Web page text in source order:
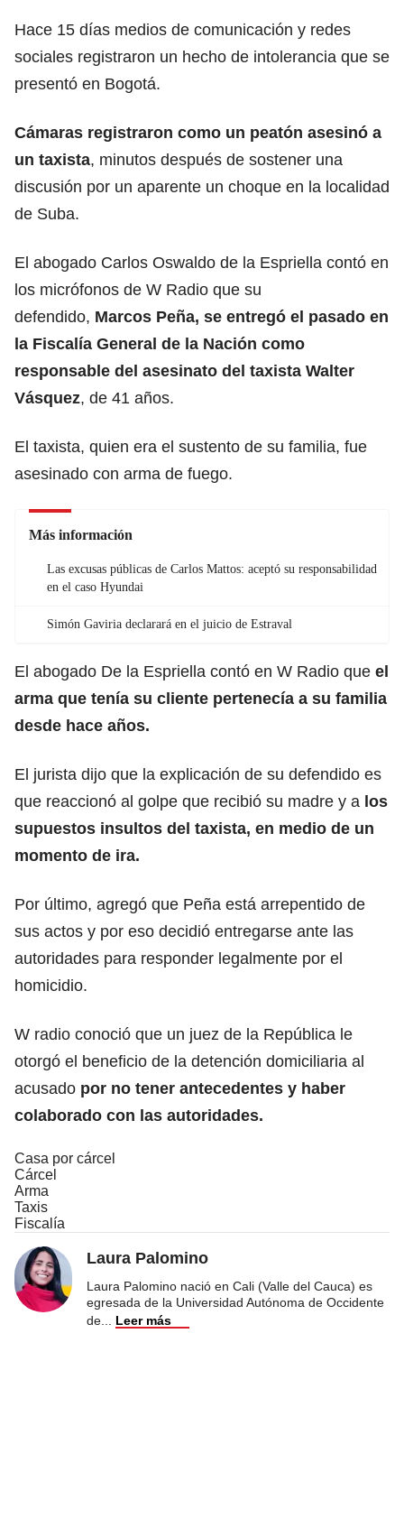
Hace 15 días medios de comunicación y redes
sociales registraron un hecho de intolerancia que se
presentó en Bogotá.
Cámaras registraron como un peatón asesinó a
un taxista, minutos después de sostener una
discusión por un aparente un choque en la localidad
de Suba.
El abogado Carlos Oswaldo de la Espriella contó en
los micrófonos de W Radio que su
defendido, Marcos Peña, se entregó el pasado en
la Fiscalía General de la Nación como
responsable del asesinato del taxista Walter
Vásquez, de 41 años.
El taxista, quien era el sustento de su familia, fue
asesinado con arma de fuego.
Más información
Las excusas públicas de Carlos Mattos: aceptó su responsabilidad
en el caso Hyundai
Simón Gaviria declarará en el juicio de Estraval
El abogado De la Espriella contó en W Radio que el
arma que tenía su cliente pertenecía a su familia
desde hace años.
El jurista dijo que la explicación de su defendido es
que reaccionó al golpe que recibió su madre y a los
supuestos insultos del taxista, en medio de un
momento de ira.
Por último, agregó que Peña está arrepentido de
sus actos y por eso decidió entregarse ante las
autoridades para responder legalmente por el
homicidio.
W radio conoció que un juez de la República le
otorgó el beneficio de la detención domiciliaria al
acusado por no tener antecedentes y haber
colaborado con las autoridades.
Casa por cárcel
Cárcel
Arma
Taxis
Fiscalía
Laura Palomino
Laura Palomino nació en Cali (Valle del Cauca) es
egresada de la Universidad Autónoma de Occidente
de
Leer más